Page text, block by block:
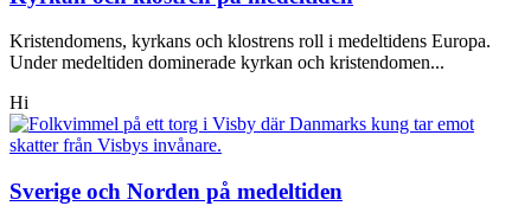
Kristendomens, kyrkans och klostrens roll i medeltidens Europa.
Under medeltiden dominerade kyrkan och kristendomen...
Hi
Sverige och Norden på medeltiden